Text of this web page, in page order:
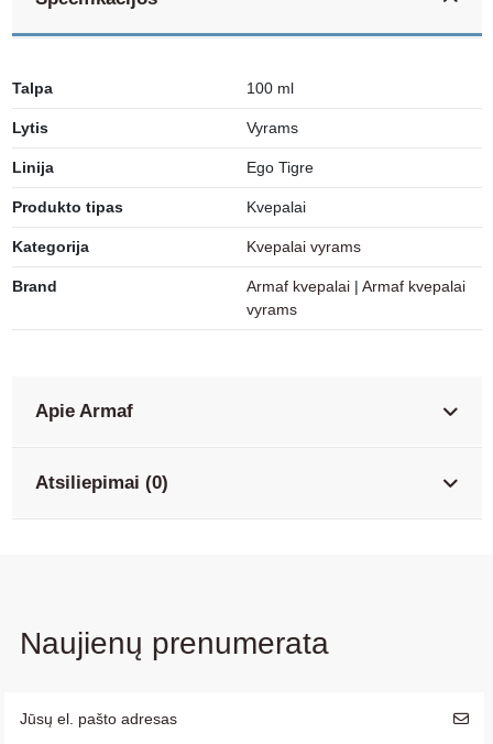
Talpa 100 ml
Lytis Vyrams
Linija Ego Tigre
Produkto tipas Kvepalai
Kategorija Kvepalai vyrams
Brand Armaf kvepalai | Armaf kvepalai
vyrams
Apie Armaf
Atsiliepimai (0)
Naujienų prenumerata